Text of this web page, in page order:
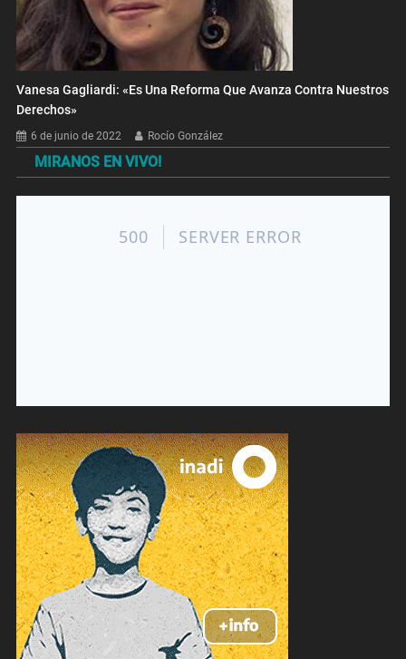
Vanesa Gagliardi: «Es Una Reforma Que Avanza Contra Nuestros
Derechos»
6 de junio de 2022 Rocío González
MIRANOS EN VIVO!